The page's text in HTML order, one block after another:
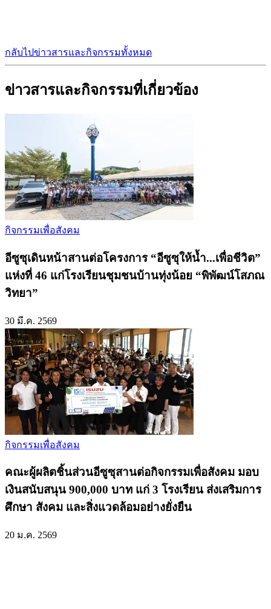
กลับไปข่าวสารและกิจกรรมทั้งหมด
ข่าวสารและกิจกรรมที่เกี่ยวข้อง
กิจกรรมเพื่อสังคม
อีซูซุเดินหน้าสานต่อโครงการ “อีซูซุให้น้ำ...เพื่อชีวิต”
แห่งที่ 46 แก่โรงเรียนชุมชนบ้านทุ่งน้อย “พิพัฒน์โสภณ
วิทยา”
30 มี.ค. 2569
กิจกรรมเพื่อสังคม
คณะผู้ผลิตชิ้นส่วนอีซูซุสานต่อกิจกรรมเพื่อสังคม มอบ
เงินสนับสนุน 900,000 บาท แก่ 3 โรงเรียน ส่งเสริมการ
ศึกษา สังคม และสิ่งแวดล้อมอย่างยั่งยืน
20 ม.ค. 2569